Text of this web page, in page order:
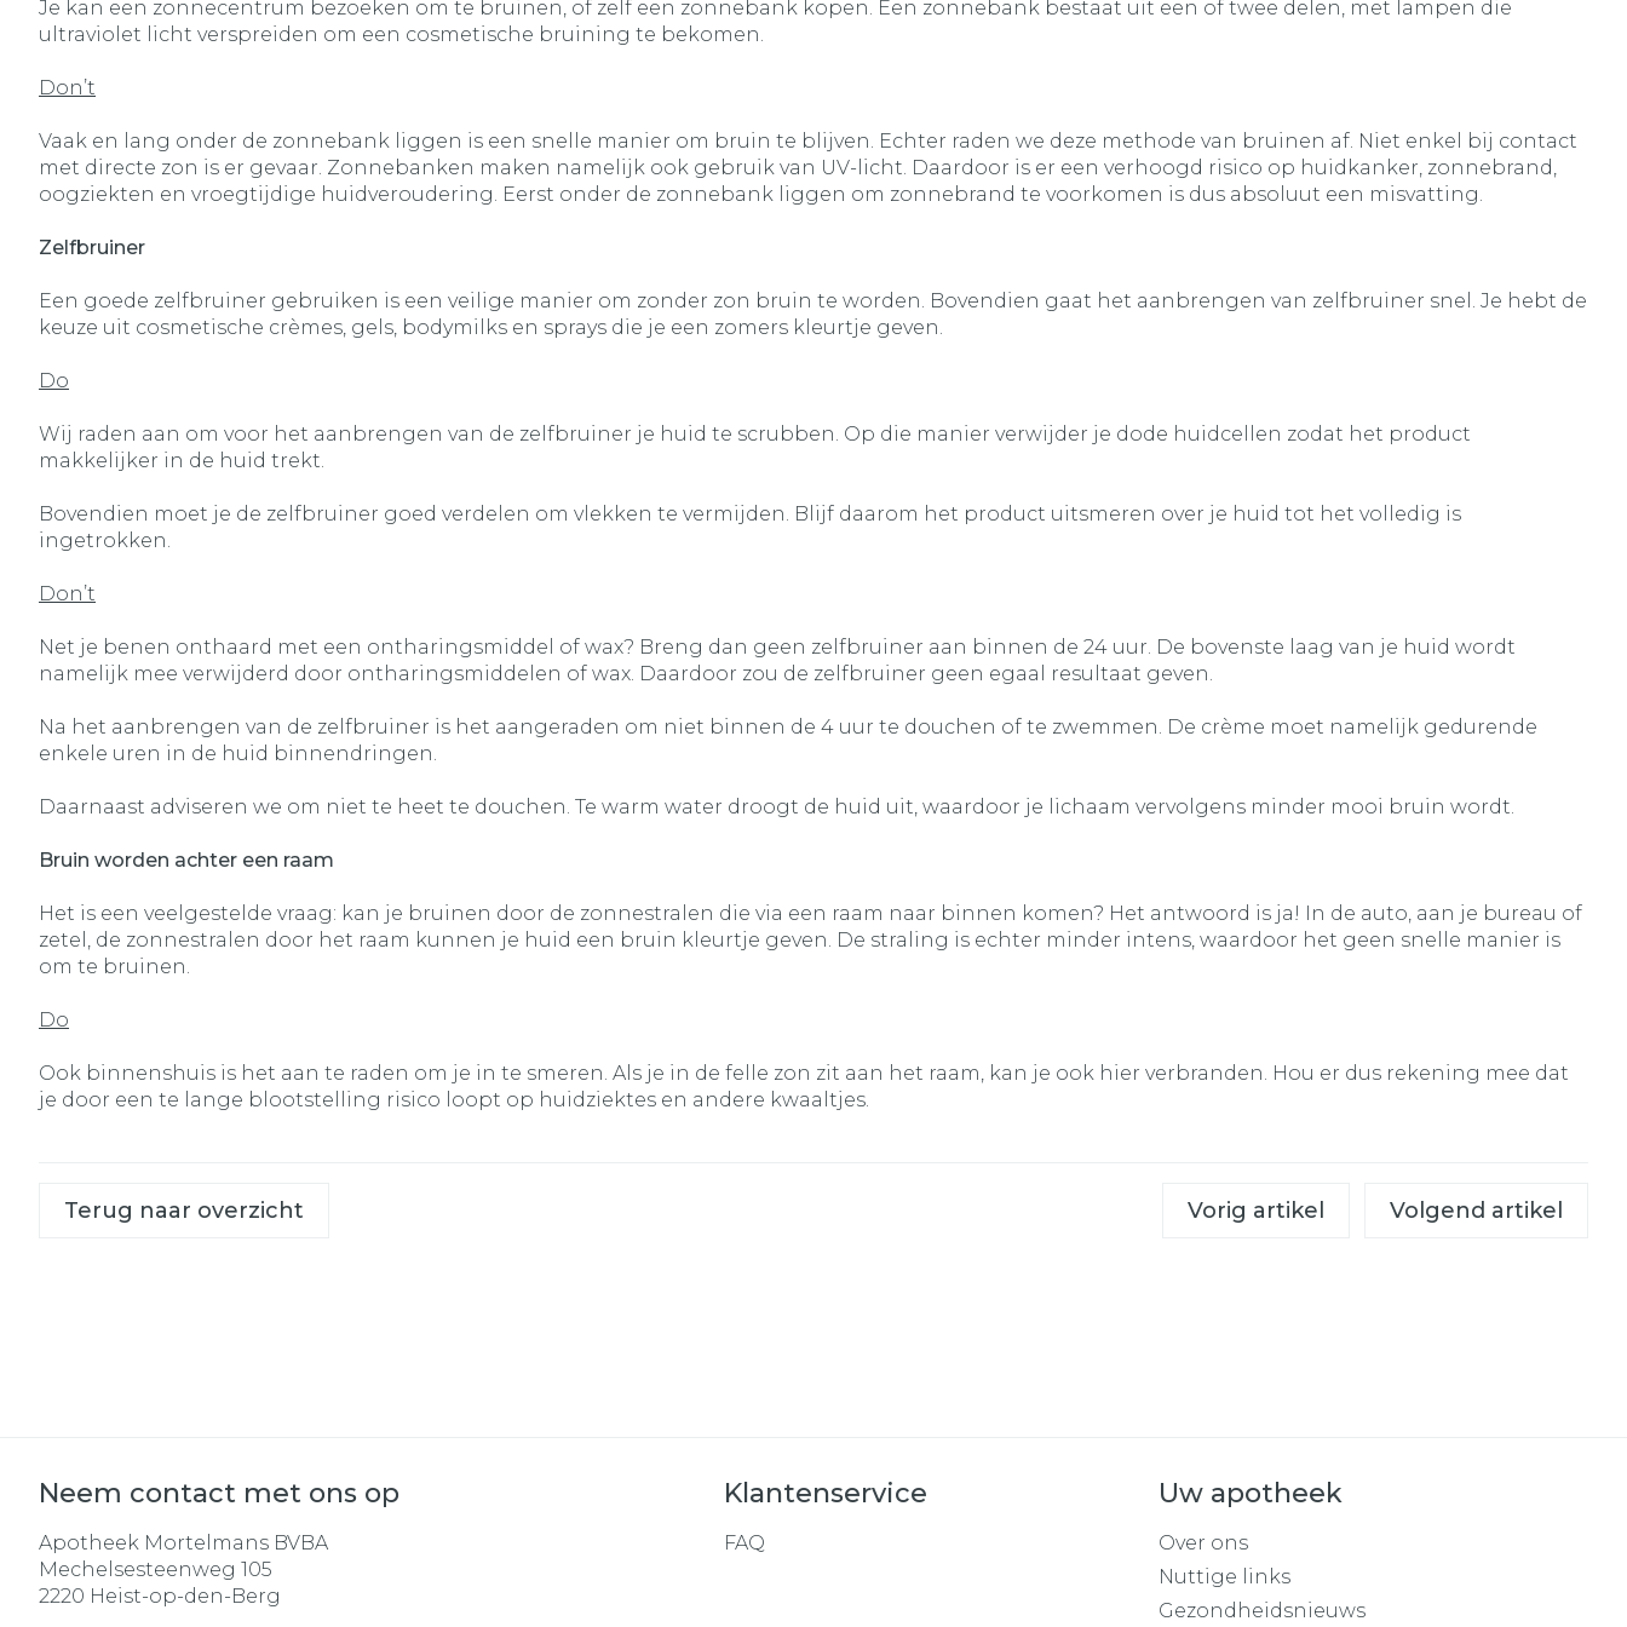
Je kan een zonnecentrum bezoeken om te bruinen, of zelf een zonnebank kopen. Een zonnebank bestaat uit een of twee delen, met lampen die
ultraviolet licht verspreiden om een cosmetische bruining te bekomen.
Don’t
Vaak en lang onder de zonnebank liggen is een snelle manier om bruin te blijven. Echter raden we deze methode van bruinen af. Niet enkel bij contact
met directe zon is er gevaar. Zonnebanken maken namelijk ook gebruik van UV-licht. Daardoor is er een verhoogd risico op huidkanker, zonnebrand,
oogziekten en vroegtijdige huidveroudering. Eerst onder de zonnebank liggen om zonnebrand te voorkomen is dus absoluut een misvatting.
Zelfbruiner
Een goede zelfbruiner gebruiken is een veilige manier om zonder zon bruin te worden. Bovendien gaat het aanbrengen van zelfbruiner snel. Je hebt de
keuze uit cosmetische crèmes, gels, bodymilks en sprays die je een zomers kleurtje geven.
Do
Wij raden aan om voor het aanbrengen van de zelfbruiner je huid te scrubben. Op die manier verwijder je dode huidcellen zodat het product
makkelijker in de huid trekt.
Bovendien moet je de zelfbruiner goed verdelen om vlekken te vermijden. Blijf daarom het product uitsmeren over je huid tot het volledig is
ingetrokken.
Don’t
Net je benen onthaard met een ontharingsmiddel of wax? Breng dan geen zelfbruiner aan binnen de 24 uur. De bovenste laag van je huid wordt
namelijk mee verwijderd door ontharingsmiddelen of wax. Daardoor zou de zelfbruiner geen egaal resultaat geven.
Na het aanbrengen van de zelfbruiner is het aangeraden om niet binnen de 4 uur te douchen of te zwemmen. De crème moet namelijk gedurende
enkele uren in de huid binnendringen.
Daarnaast adviseren we om niet te heet te douchen. Te warm water droogt de huid uit, waardoor je lichaam vervolgens minder mooi bruin wordt.
Bruin worden achter een raam
Het is een veelgestelde vraag: kan je bruinen door de zonnestralen die via een raam naar binnen komen? Het antwoord is ja! In de auto, aan je bureau of
zetel, de zonnestralen door het raam kunnen je huid een bruin kleurtje geven. De straling is echter minder intens, waardoor het geen snelle manier is
om te bruinen.
Do
Ook binnenshuis is het aan te raden om je in te smeren. Als je in de felle zon zit aan het raam, kan je ook hier verbranden. Hou er dus rekening mee dat
je door een te lange blootstelling risico loopt op huidziektes en andere kwaaltjes.
Terug naar overzicht Vorig artikel Volgend artikel
Neem contact met ons op
Apotheek Mortelmans BVBA
Mechelsesteenweg 105
2220 Heist-op-den-Berg
Klantenservice
FAQ
Uw apotheek
Over ons
Nuttige links
Gezondheidsnieuws